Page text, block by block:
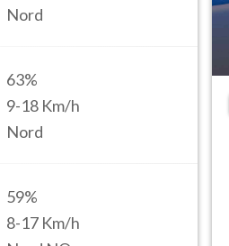
Nord
63%
9-18 Km/h
Nord
59%
8-17 Km/h